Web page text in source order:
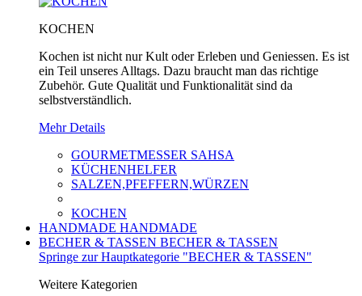
KOCHEN
Kochen ist nicht nur Kult oder Erleben und Geniessen. Es ist
ein Teil unseres Alltags. Dazu braucht man das richtige
Zubehör. Gute Qualität und Funktionalität sind da
selbstverständlich.
Mehr Details
GOURMETMESSER SAHSA
KÜCHENHELFER
SALZEN,PFEFFERN,WÜRZEN
KOCHEN
HANDMADE HANDMADE
BECHER & TASSEN BECHER & TASSEN
Springe zur Hauptkategorie "BECHER & TASSEN"
Weitere Kategorien